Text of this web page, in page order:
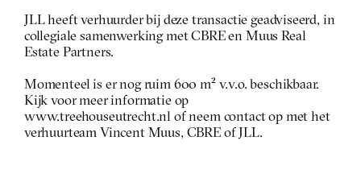
JLL heeft verhuurder bij deze transactie geadviseerd, in
collegiale samenwerking met CBRE en Muus Real
Estate Partners.
Momenteel is er nog ruim 600 m² v.v.o. beschikbaar.
Kijk voor meer informatie op
www.treehouseutrecht.nl of neem contact op met het
verhuurteam Vincent Muus, CBRE of JLL.